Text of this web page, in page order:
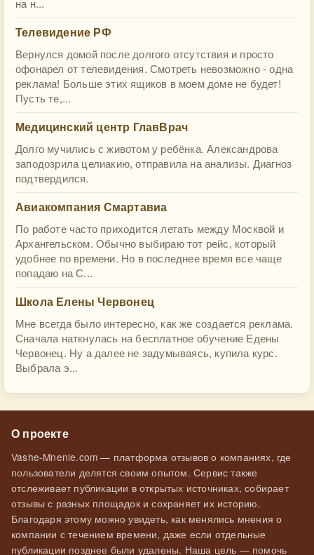
на н...
Телевидение РФ
Вернулся домой после долгого отсутствия и просто
офонарел от телевидения. Смотреть невозможно - одна
реклама! Больше этих ящиков в моем доме не будет!
Пусть те,...
Медицинский центр ГлавВрач
Долго мучились с животом у ребёнка. Александрова
заподозрила целиакию, отправила на анализы. Диагноз
подтвердился.
Авиакомпания Смартавиа
По работе часто приходится летать между Москвой и
Архангельском. Обычно выбираю тот рейс, который
удобнее по времени. Но в последнее время все чаще
попадаю на С...
Школа Елены Червонец
Мне всегда было интересно, как же создается реклама.
Сначала наткнулась на бесплатное обучение Едены
Червонец. Ну а далее не задумываясь, купила курс.
Выбрала э...
О проекте
Vashe-Mnenie.com — платформа отзывов о компаниях, где
пользователи делятся своим опытом. Сервис также
отслеживает публикации в открытых источниках, собирает
отзывы с разных площадок и сохраняет их историю.
Благодаря этому можно увидеть, как менялись мнения о
компании с течением времени, даже если отдельные
публикации позднее были удалены. Наша цель — помочь